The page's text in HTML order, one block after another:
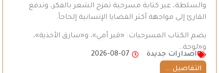
والسلطة، عبر كتابة مسرحية تمزج الشعر بالفكر، وتدفع
القارئ إلى مواجهة أكثر القضايا الإنسانية إلحاحاً.
يضم الكتاب المسرحيات: «قبر أمي»، و«سارق الأحذية»،
و«لوحة…
اصدارات جديدة
2026-08-07
التفاصيل ...